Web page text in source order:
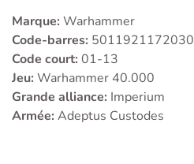
Marque: Warhammer
Code-barres: 5011921172030
Code court: 01-13
Jeu: Warhammer 40.000
Grande alliance: Imperium
Armée: Adeptus Custodes